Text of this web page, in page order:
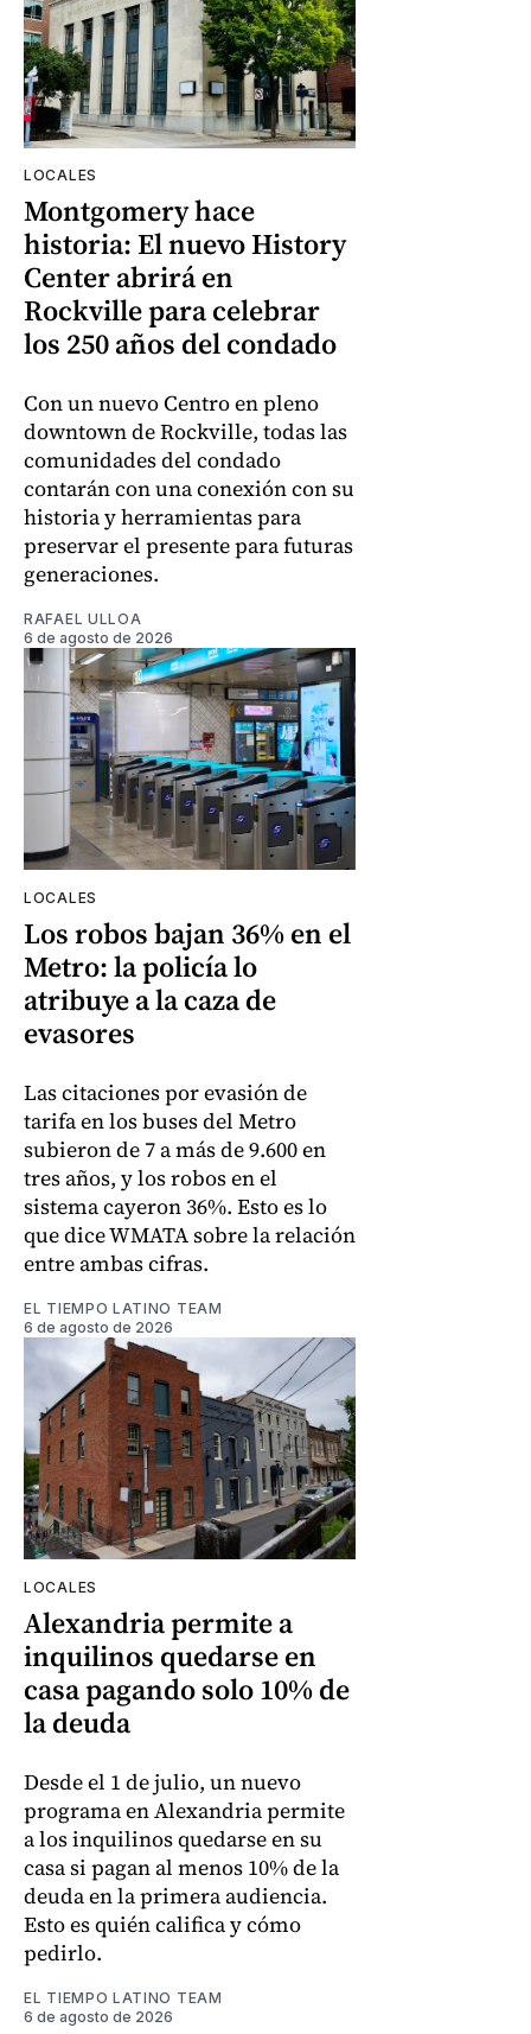
LOCALES
Montgomery hace
historia: El nuevo History
Center abrirá en
Rockville para celebrar
los 250 años del condado
Con un nuevo Centro en pleno
downtown de Rockville, todas las
comunidades del condado
contarán con una conexión con su
historia y herramientas para
preservar el presente para futuras
generaciones.
RAFAEL ULLOA
6 de agosto de 2026
LOCALES
Los robos bajan 36% en el
Metro: la policía lo
atribuye a la caza de
evasores
Las citaciones por evasión de
tarifa en los buses del Metro
subieron de 7 a más de 9.600 en
tres años, y los robos en el
sistema cayeron 36%. Esto es lo
que dice WMATA sobre la relación
entre ambas cifras.
EL TIEMPO LATINO TEAM
6 de agosto de 2026
LOCALES
Alexandria permite a
inquilinos quedarse en
casa pagando solo 10% de
la deuda
Desde el 1 de julio, un nuevo
programa en Alexandria permite
a los inquilinos quedarse en su
casa si pagan al menos 10% de la
deuda en la primera audiencia.
Esto es quién califica y cómo
pedirlo.
EL TIEMPO LATINO TEAM
6 de agosto de 2026